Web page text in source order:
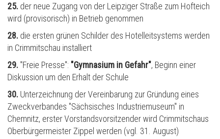
25. der neue Zugang von der Leipziger Straße zum Hofteich
wird (provisorisch) in Betrieb genommen
28. die ersten grünen Schilder des Hotelleitsystems werden
in Crimmitschau installiert
29. "Freie Presse": "Gymnasium in Gefahr", Beginn einer
Diskussion um den Erhalt der Schule
30. Unterzeichnung der Vereinbarung zur Gründung eines
Zweckverbandes "Sächsisches Industriemuseum" in
Chemnitz, erster Vorstandsvorsitzender wird Crimmitschaus
Oberbürgermeister Zippel werden (vgl. 31. August)